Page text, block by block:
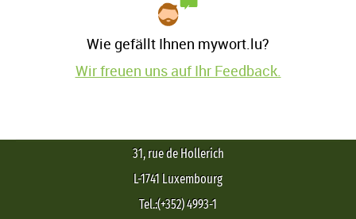
Wie gefällt Ihnen mywort.lu?
Wir freuen uns auf Ihr Feedback.
31, rue de Hollerich
L-1741 Luxembourg
Tel.:(+352) 4993-1